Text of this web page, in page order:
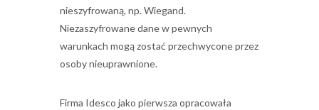
nieszyfrowaną, np. Wiegand.
Niezaszyfrowane dane w pewnych
warunkach mogą zostać przechwycone przez
osoby nieuprawnione.
Firma Idesco jako pierwsza opracowała